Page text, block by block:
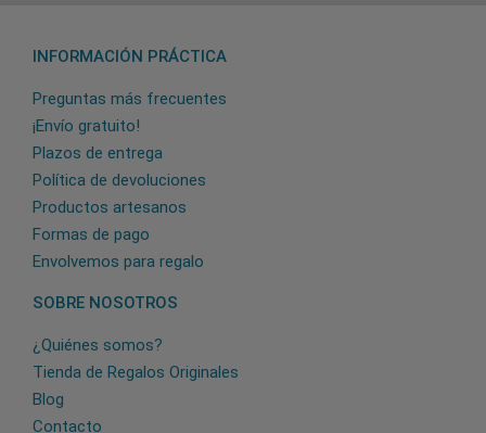
INFORMACIÓN PRÁCTICA
Preguntas más frecuentes
¡Envío gratuito!
Plazos de entrega
Política de devoluciones
Productos artesanos
Formas de pago
Envolvemos para regalo
SOBRE NOSOTROS
¿Quiénes somos?
Tienda de Regalos Originales
Blog
Contacto